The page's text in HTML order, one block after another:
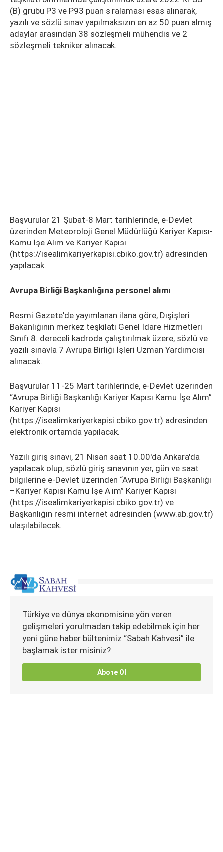
(B) grubu P3 ve P93 puan sıralaması esas alınarak,
yazılı ve sözlü sınav yapılmaksızın en az 50 puan almış
adaylar arasından 38 sözleşmeli mühendis ve 2
sözleşmeli tekniker alınacak.
Başvurular 21 Şubat-8 Mart tarihlerinde, e-Devlet
üzerinden Meteoroloji Genel Müdürlüğü Kariyer Kapısı-
Kamu İşe Alım ve Kariyer Kapısı
(https://isealimkariyerkapisi.cbiko.gov.tr) adresinden
yapılacak.
Avrupa Birliği Başkanlığına personel alımı
Resmi Gazete'de yayımlanan ilana göre, Dışişleri
Bakanlığının merkez teşkilatı Genel İdare Hizmetleri
Sınıfı 8. dereceli kadroda çalıştırılmak üzere, sözlü ve
yazılı sınavla 7 Avrupa Birliği İşleri Uzman Yardımcısı
alınacak.
Başvurular 11-25 Mart tarihlerinde, e-Devlet üzerinden
“Avrupa Birliği Başkanlığı Kariyer Kapısı Kamu İşe Alım”
Kariyer Kapısı
(https://isealimkariyerkapisi.cbiko.gov.tr) adresinden
elektronik ortamda yapılacak.
Yazılı giriş sınavı, 21 Nisan saat 10.00'da Ankara'da
yapılacak olup, sözlü giriş sınavının yer, gün ve saat
bilgilerine e-Devlet üzerinden “Avrupa Birliği Başkanlığı
–Kariyer Kapısı Kamu İşe Alım” Kariyer Kapısı
(https://isealimkariyerkapisi.cbiko.gov.tr) ve
Başkanlığın resmi internet adresinden (www.ab.gov.tr)
ulaşılabilecek.
Türkiye ve dünya ekonomisine yön veren
gelişmeleri yorulmadan takip edebilmek için her
yeni güne haber bültenimiz “Sabah Kahvesi” ile
başlamak ister misiniz?
Abone Ol